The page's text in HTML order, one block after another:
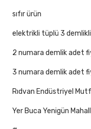
sıfır ürün
elektrikli tüplü 3
2 numara demlik adet
3 numara demlik adet
Rıdvan Endüstriyel
Yer Buca Yenigün